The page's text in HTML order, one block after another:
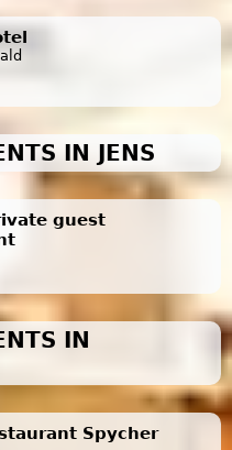
IN JENS
guest
IN
Spycher